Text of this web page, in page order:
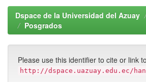
Dspace de la Universidad del Azuay
Posgrados
Please use this identifier to cite or link
http://dspace.uazuay.edu.ec/